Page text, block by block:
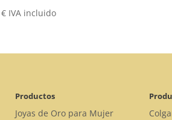
€ IVA incluido
Productos
Joyas de Oro para Mujer